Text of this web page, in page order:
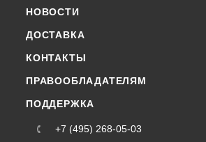
НОВОСТИ
ДОСТАВКА
КОНТАКТЫ
ПРАВООБЛАДАТЕЛЯМ
ПОДДЕРЖКА
+7 (495) 268-05-03